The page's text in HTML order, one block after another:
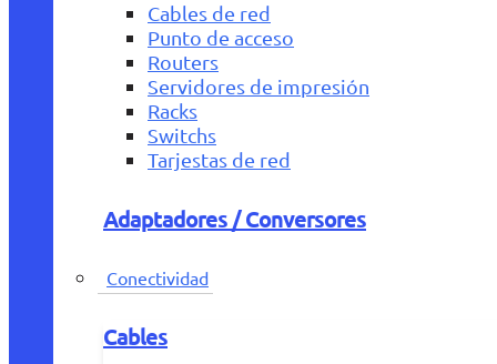
Cables de red
Punto de acceso
Routers
Servidores de impresión
Racks
Switchs
Tarjestas de red
Adaptadores / Conversores
Conectividad
Cables